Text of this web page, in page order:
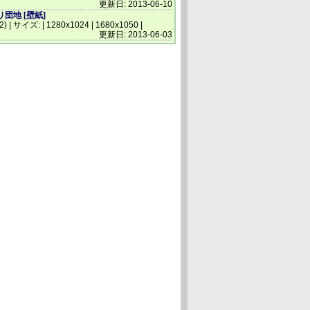
更新日: 2013-06-10
団地 [壁紙]
| サイズ: | 1280x1024 | 1680x1050 |
更新日: 2013-06-03